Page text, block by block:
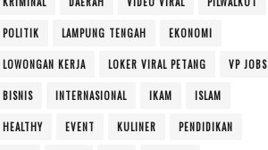
POLITIK LAMPUNG TENGAH EKONOMI
LOWONGAN KERJA LOKER VIRAL PETANG VP JOBS
BISNIS INTERNASIONAL IKAM ISLAM
HEALTHY EVENT KULINER PENDIDIKAN